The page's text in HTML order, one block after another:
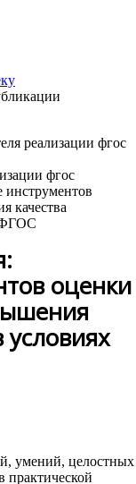
качества
ФГОС
оценки
условиях
умений, целостных
практической